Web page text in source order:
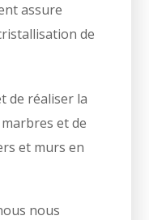
assure
de
de réaliser la
et de
et murs en
nous